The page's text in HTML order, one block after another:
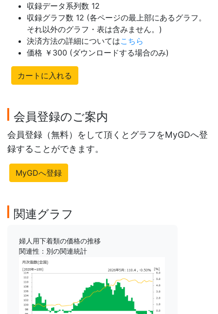
収録データ系列数 12
収録グラフ数 12 (各ページの最上部にあるグラフ。
それ以外のグラフ・表は含みません。)
決済方法の詳細についてはこちら
価格 ￥300 (ダウンロードする場合のみ)
カートに入れる
会員登録のご案内
会員登録（無料）をして頂くとグラフをMyGDへ登
録することができます。
MyGDへ登録
関連グラフ
婦人用下着類の価格の推移
関連性：別の関連統計